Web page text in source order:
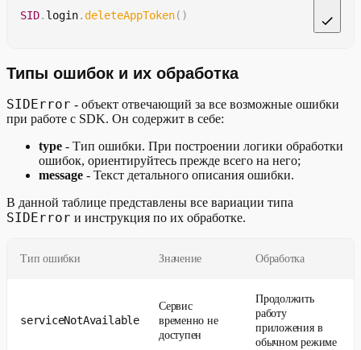
// Если приходит ошибка, то ее
}
func webViewReject()
{
// Обработка закрытия webView
}
SID. login.deleteAppToken( )
Типы ошибок и их обработка
SIDError - объект отвечающий за все возможные ошибки
при работе с SDK. Он содержит в себе:
type - Тип ошибки. При построении логики обработки
ошибок, ориентируйтесь прежде всего на него;
message - Текст детального описания ошибки.
В данной таблице представлены все вариации типа
SIDError и инструкция по их обработке.
Тип ошибки Значение Обработка
serviceNotAvailable
Сервис
временно не
доступен
Продолжить
работу
приложения в
обычном режиме